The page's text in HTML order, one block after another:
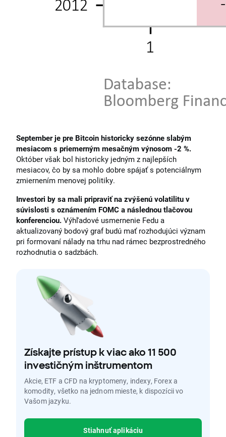
September je pre Bitcoin historicky sezónne slabým
mesiacom s priemerným mesačným výnosom -2 %.
Október však bol historicky jedným z najlepších
mesiacov, čo by sa mohlo dobre spájať s potenciálnym
zmiernením menovej politiky.
Investori by sa mali pripraviť na zvýšenú volatilitu v
súvislosti s oznámením FOMC a následnou tlačovou
konferenciou. Výhľadové usmernenie Fedu a
aktualizovaný bodový graf budú mať rozhodujúci význam
pri formovaní nálady na trhu nad rámec bezprostredného
rozhodnutia o sadzbách.
Získajte prístup k viac ako 11 500
investičným inštrumentom
Akcie, ETF a CFD na kryptomeny, indexy, Forex a
komodity, všetko na jednom mieste, k dispozícii vo
Vašom jazyku.
Stiahnuť aplikáciu